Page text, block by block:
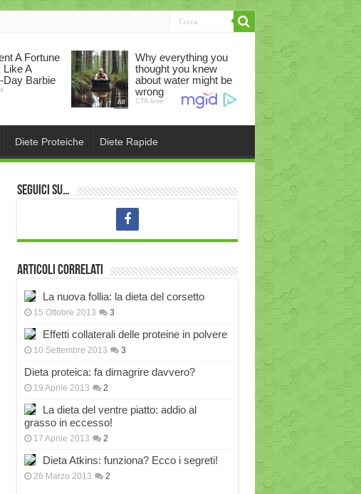
Diete Proteiche Diete Rapide
Seguici su…
Articoli correlati
La nuova follia: la dieta del corsetto
15 Ottobre 2013 3
Effetti collaterali delle proteine in polvere
10 Settembre 2013 3
Dieta proteica: fa dimagrire davvero?
19 Aprile 2013 2
La dieta del ventre piatto: addio al
grasso in eccesso!
17 Aprile 2013 2
Dieta Atkins: funziona? Ecco i segreti!
26 Marzo 2013 2